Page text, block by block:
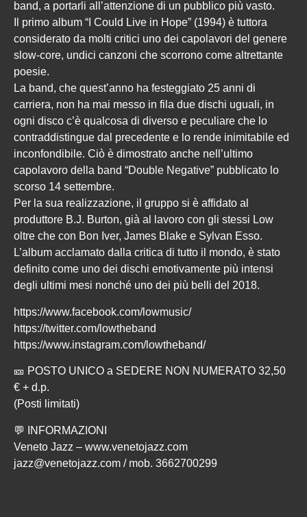
band, a portarli all’attenzione di un pubblico più vasto.
Il primo album “I Could Live in Hope” (1994) è tuttora
considerato da molti critici uno dei capolavori del genere
slow-core, undici canzoni che scorrono come altrettante
poesie.
La band, che quest’anno ha festeggiato 25 anni di
carriera, non ha mai messo in fila due dischi uguali, in
ogni disco c’è qualcosa di diverso e peculiare che lo
contraddistingue dal precedente e lo rende inimitabile ed
inconfondibile. Ciò è dimostrato anche nell’ultimo
capolavoro della band “Double Negative” pubblicato lo
scorso 14 settembre.
Per la sua realizzazione, il gruppo si è affidato al
produttore B.J. Burton, già al lavoro con gli stessi Low
oltre che con Bon Iver, James Blake e Sylvan Esso.
L’album acclamato dalla critica di tutto il mondo, è stato
definito come uno dei dischi emotivamente più intensi
degli ultimi mesi nonché uno dei più belli del 2018.
https://www.facebook.com/lowmusic/
https://twitter.com/lowtheband
https://www.instagram.com/lowtheband/
🎫 POSTO UNICO a SEDERE NON NUMERATO 32,50
€ + d.p.
(Posti limitati)
💬 INFORMAZIONI
Veneto Jazz – www.venetojazz.com
jazz@venetojazz.com / mob. 3662700299